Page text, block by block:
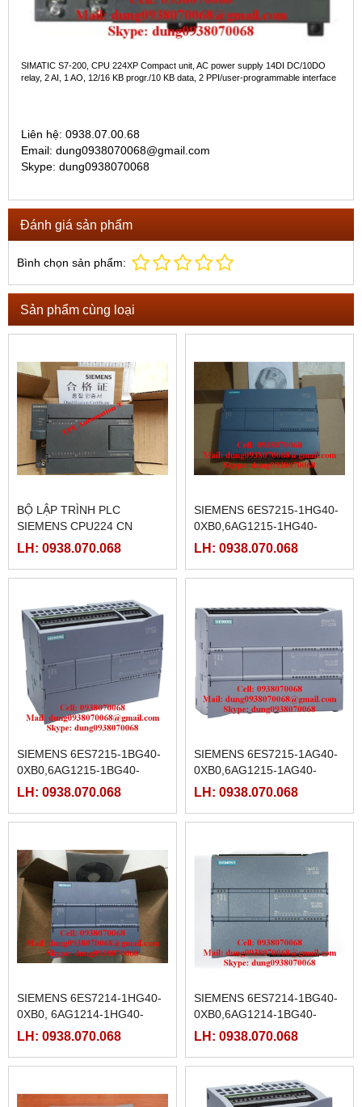
SIMATIC S7-200, CPU 224XP Compact unit, AC power supply 14DI DC/10DO
relay, 2 AI, 1 AO, 12/16 KB progr./10 KB data, 2 PPI/user-programmable interface
Liên hệ: 0938.07.00.68
Email: dung0938070068@gmail.com
Skype: dung0938070068
Đánh giá sản phẩm
Bình chọn sản phẩm:
Sản phẩm cùng loại
BỘ LẬP TRÌNH PLC
SIEMENS CPU224 CN
DC/DC/DC, 214-1AD23-0XA8
LH: 0938.070.068
SIEMENS 6ES7215-1HG40-
0XB0,6AG1215-1HG40-
2XB0,6AG1215-1HG40-
LH: 0938.070.068
SIEMENS 6ES7215-1BG40-
0XB0,6AG1215-1BG40-
2XB0,6AG1215-1BG40-
LH: 0938.070.068
SIEMENS 6ES7215-1AG40-
0XB0,6AG1215-1AG40-
2XB0,6AG1215-1AG40-
LH: 0938.070.068
SIEMENS 6ES7214-1HG40-
0XB0, 6AG1214-1HG40-
2XB0,6AG1214-1HG40-
LH: 0938.070.068
SIEMENS 6ES7214-1BG40-
0XB0,6AG1214-1BG40-
2XB0,6AG1214-1BG40-
LH: 0938.070.068